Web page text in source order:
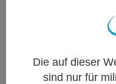
Verschiedene
jede Art von
Präzisionseffekte
Die auf dieser
sind nur für